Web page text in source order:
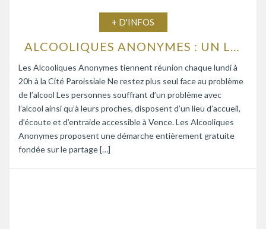
+ D'INFOS
ALCOOLIQUES ANONYMES : UN LIEU D’ÉCOUTE ET D’ENTRAIDE
Les Alcooliques Anonymes tiennent réunion chaque lundi à
20h à la Cité Paroissiale Ne restez plus seul face au problème
de l’alcool Les personnes souffrant d’un problème avec
l’alcool ainsi qu’à leurs proches, disposent d’un lieu d’accueil,
d’écoute et d’entraide accessible à Vence. Les Alcooliques
Anonymes proposent une démarche entièrement gratuite
fondée sur le partage […]